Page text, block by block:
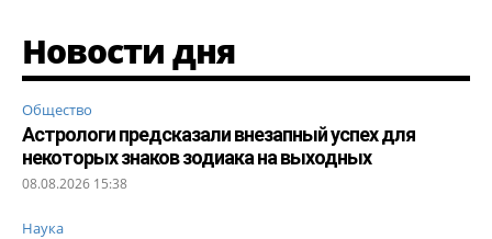
Новости дня
Общество
Астрологи предсказали внезапный успех для
некоторых знаков зодиака на выходных
08.08.2026 15:38
Наука